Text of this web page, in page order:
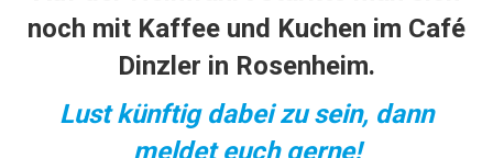
noch mit Kaffee und Kuchen im Café
Dinzler in Rosenheim.
Lust künftig dabei zu sein, dann
meldet euch gerne!